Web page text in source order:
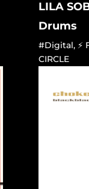
LILA
Drums
#Digital, ⚡
CIRCLE